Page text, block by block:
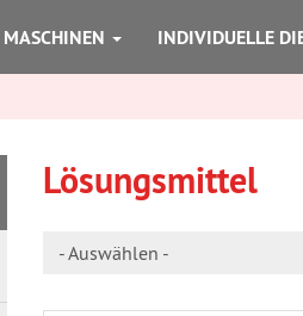
MASCHINEN INDIVIDUELLE
Lösungsmittel
- Auswählen -